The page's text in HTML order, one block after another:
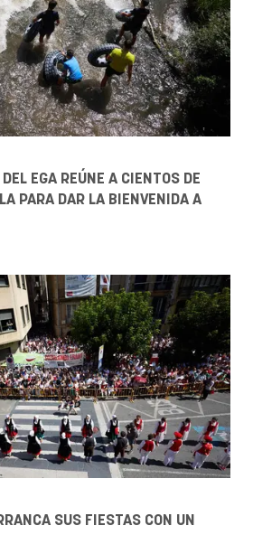
EGA REÚNE A CIENTOS DE
PARA DAR LA BIENVENIDA A
SUS FIESTAS CON UN